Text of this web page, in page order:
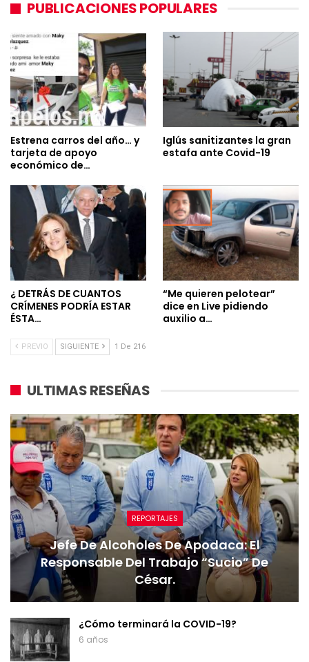
PUBLICACIONES POPULARES
Estrena carros del año… y
tarjeta de apoyo
económico de…
Iglús sanitizantes la gran
estafa ante Covid-19
¿ DETRÁS DE CUANTOS
CRÍMENES PODRÍA ESTAR
ÉSTA…
“Me quieren pelotear”
dice en Live pidiendo
auxilio a…
PREVIO SIGUIENTE 1 De 216
ULTIMAS RESEÑAS
REPORTAJES
Jefe De Alcoholes De Apodaca: El
Responsable Del Trabajo “sucio” De
César.
¿Cómo terminará la COVID-19?
6 años